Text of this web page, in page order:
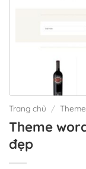
Trang chủ /
Theme
đẹp